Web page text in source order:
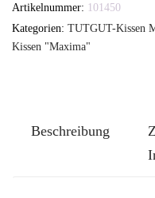
"Maxima"
Bezug:
Artikelnummer: 101450
Kategorien: TUTGUT-Kissen
Kissen "Maxima"
Beschreibung